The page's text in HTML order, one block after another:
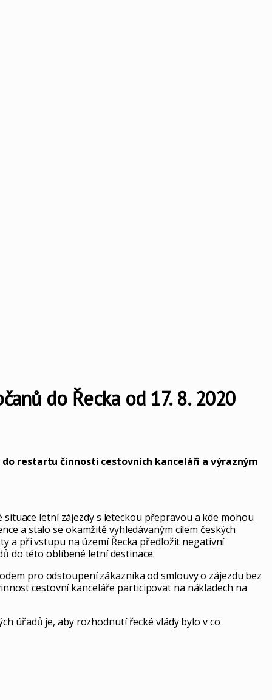
do Řecka od 17. 8. 2020
restartu činnosti cestovních kanceláří a výrazným
letní zájezdy s leteckou přepravou a kde mohou
a stalo se okamžitě vyhledávaným cílem českých
a při vstupu na území Řecka předložit negativní
do této oblíbené letní destinace.
pro odstoupení zákazníka od smlouvy o zájezdu bez
cestovní kanceláře participovat na nákladech na
úřadů je, aby rozhodnutí řecké vlády bylo v co